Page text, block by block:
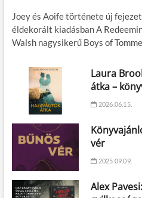
Joey és Aoife története új
éldekorált kiadásban A
Walsh nagysikerű Boys of
Laura
átka –
2026.06.15.
vér
2025.09.09.
Alex